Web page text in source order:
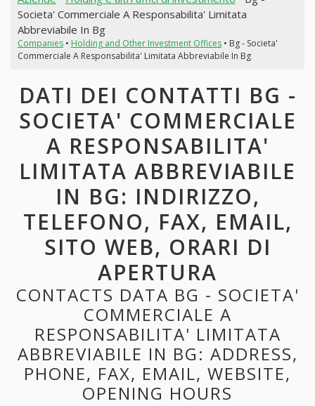
Societa' Commerciale A Responsabilita' Limitata
Abbreviabile In Bg
Companies• Holding and Other Investment Offices• Bg - Societa'
Commerciale A Responsabilita' Limitata Abbreviabile In Bg
DATI DEI CONTATTI BG -
SOCIETA' COMMERCIALE
A RESPONSABILITA'
LIMITATA ABBREVIABILE
IN BG: INDIRIZZO,
TELEFONO, FAX, EMAIL,
SITO WEB, ORARI DI
APERTURA
CONTACTS DATA BG - SOCIETA'
COMMERCIALE A
RESPONSABILITA' LIMITATA
ABBREVIABILE IN BG: ADDRESS,
PHONE, FAX, EMAIL, WEBSITE,
OPENING HOURS